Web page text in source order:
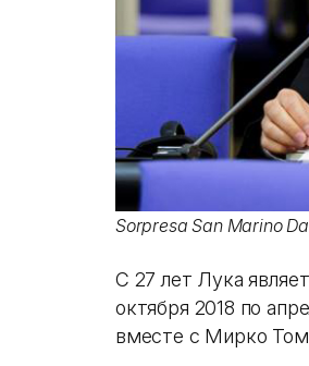
Sorpresa San Marino
С 27 лет Лука
октября 2018 по
вместе с Мирко